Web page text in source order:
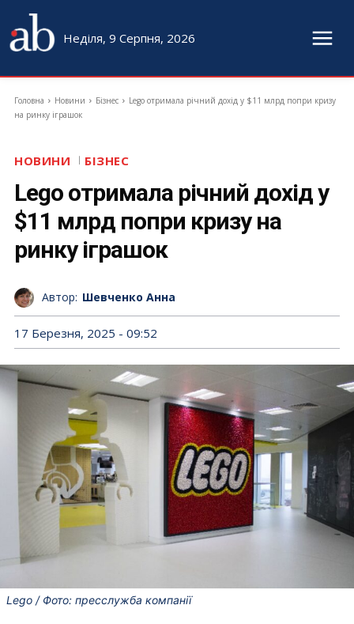
Неділя, 9 Серпня, 2026
Головна Новини Бізнес
Lego отримала річний дохід у $11 млрд попри кризу
на ринку іграшок
НОВИНИ БІЗНЕС
Lego отримала річний дохід у
$11 млрд попри кризу на
ринку іграшок
Автор: Шевченко Анна
17 Березня, 2025 - 09:52
Lego / Фото: пресслужба компанії